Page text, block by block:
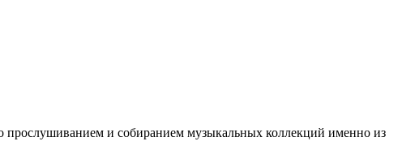
прослушиванием и собиранием музыкальных коллекций именно из